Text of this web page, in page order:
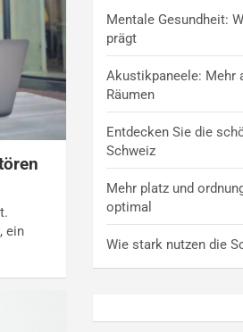
ein
Mentale Gesundheit:
prägt
Akustikpaneele: Mehr
Räumen
Entdecken Sie die
Schweiz
Mehr platz und
optimal
Wie stark nutzen die